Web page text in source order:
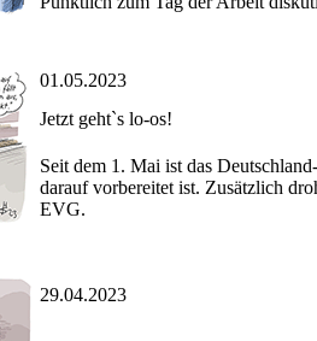
01.05.2023
Jetzt geht`s lo-os!
Seit dem 1. Mai ist das
darauf vorbereitet ist. Zusätzlich
EVG.
29.04.2023